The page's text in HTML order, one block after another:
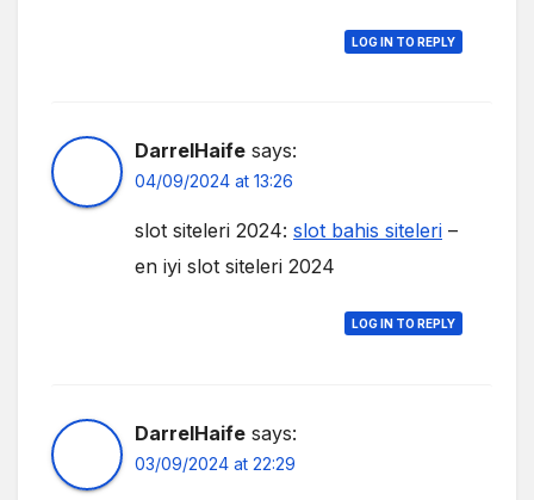
LOG IN TO REPLY
DarrelHaife says:
04/09/2024 at 13:26
slot siteleri 2024: slot bahis siteleri –
en iyi slot siteleri 2024
LOG IN TO REPLY
DarrelHaife says:
03/09/2024 at 22:29